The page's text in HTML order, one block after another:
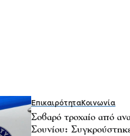
ΕπικαιρότηταΚοινωνία
Σοβαρό τροχαίο από
Σουνίου: